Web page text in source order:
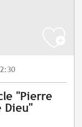
"Pierre
Dieu"